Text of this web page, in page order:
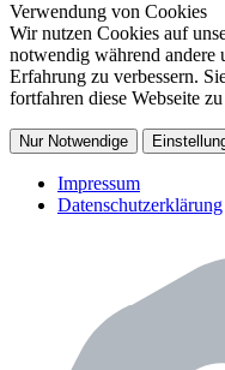
Verwendung von Cookies
Wir nutzen Cookies auf
notwendig während andere
Erfahrung zu verbessern.
fortfahren diese Webseite
Nur Notwendige
Impressum
Datenschutzerklärung